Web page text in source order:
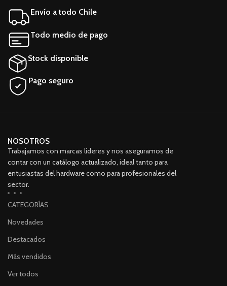
M.2 PCIe NVMe Tamaño de
Pantalla 13.3 Resolución QHD
2K WQXGA (2560 x 1600)
Envío a todo Chile
Todo medio de pago
Stock disponible
Pago seguro
NOSOTROS
Trabajamos con marcas líderes y nos aseguramos de
contar con un catálogo actualizado, ideal tanto para
entusiastas del hardware como para profesionales del
sector.
CATEGORÍAS
Novedades
Destacados
Más vendidos
Ver todos